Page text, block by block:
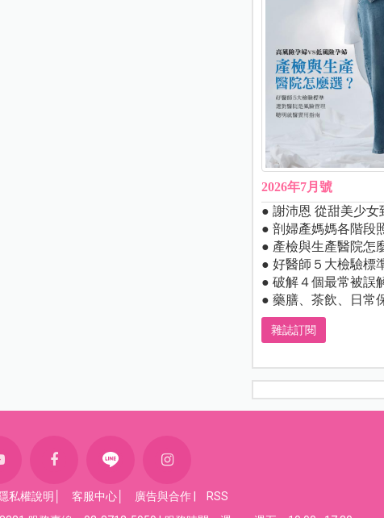
2026年7月號
● 謝沛恩 從甜美少女
● 剖婦產媽媽各階段
● 產檢與生產醫院怎
● 好醫師５大檢驗標
● 破解４個最常被誤
● 藥膳、茶飲、日常
雜誌訂閱
隱私權說明 客服中心 廣告與合作
RSS